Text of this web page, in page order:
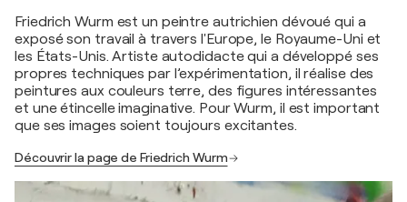
Friedrich Wurm est un peintre autrichien dévoué qui a
exposé son travail à travers l'Europe, le Royaume-Uni et
les États-Unis. Artiste autodidacte qui a développé ses
propres techniques par l’expérimentation, il réalise des
peintures aux couleurs terre, des figures intéressantes
et une étincelle imaginative. Pour Wurm, il est important
que ses images soient toujours excitantes.
Découvrir la page de Friedrich Wurm